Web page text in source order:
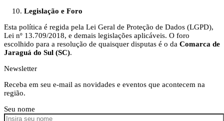
Legislação e Foro
Esta política é regida pela Lei Geral de Proteção de Dados (LGPD),
Lei nº 13.709/2018, e demais legislações aplicáveis. O foro
escolhido para a resolução de quaisquer disputas é o da Comarca de
Jaraguá do Sul (SC).
Newsletter
Receba em seu e-mail as novidades e eventos que acontecem na
região.
Seu nome